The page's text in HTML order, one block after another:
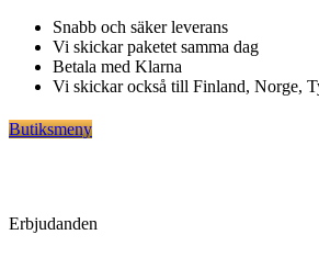
Hoppa
innehåll
Snabb och säker leverans
Vi skickar paketet samma dag
Betala med Klarna
Vi skickar också till Finland, Norge,
Butiksmeny
Erbjudanden